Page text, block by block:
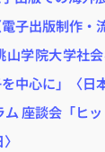
子出版制作・
学院大学社
中心に」〈日
座談会「ヒ